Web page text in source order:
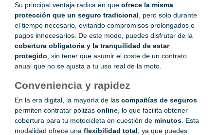
Su principal ventaja radica en que ofrece la misma
protección que un seguro tradicional , pero solo durante
el tiempo necesario, evitando compromisos prolongados o
pagos innecesarios. De este modo, puedes disfrutar de la
cobertura obligatoria y la tranquilidad de estar
protegido , sin tener que asumir el coste de un contrato
anual que no se ajusta a tu uso real de la moto.
Conveniencia y rapidez
En la era digital, la mayoría de las compañías de seguros
permiten contratar pólizas online , lo que facilita obtener
cobertura para tu motocicleta en cuestión de minutos . Esta
modalidad ofrece una flexibilidad total , ya que puedes